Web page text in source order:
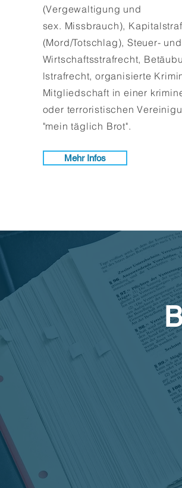
(Vergewaltigung und
sex. Missbrauch),
(Mord/Totschlag), Steuer- und
Wirtschaftsstrafrecht,
lstrafrecht, organisierte
Mitgliedschaft in einer
oder terroristischen
"mein täglich Brot".
Mehr Infos